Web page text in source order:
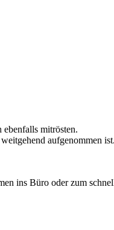
mitrösten.
aufgenommen
ins Büro oder zum